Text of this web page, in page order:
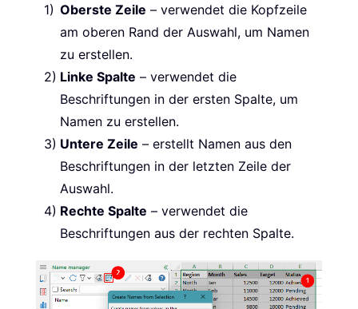
Oberste Zeile – verwendet die Kopfzeile
am oberen Rand der Auswahl, um Namen
zu erstellen.
Linke Spalte – verwendet die
Beschriftungen in der ersten Spalte, um
Namen zu erstellen.
Untere Zeile – erstellt Namen aus den
Beschriftungen in der letzten Zeile der
Auswahl.
Rechte Spalte – verwendet die
Beschriftungen aus der rechten Spalte.